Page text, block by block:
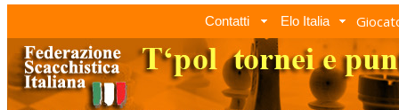
Contatti Elo Italia